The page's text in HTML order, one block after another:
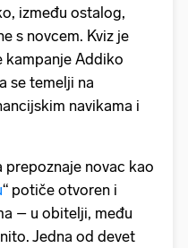
između ostalog,
s novcem. Kviz je
kampanje Addiko
se temelji na
navikama i
prepoznaje novac kao
“ potiče otvoren i
– u obitelji, među
Jedna od devet